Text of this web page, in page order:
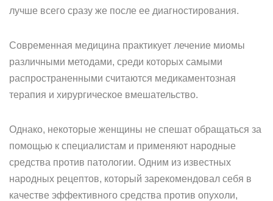
лучше всего сразу же после ее диагностирования.
Современная медицина практикует лечение миомы
различными методами, среди которых самыми
распространенными считаются медикаментозная
терапия и хирургическое вмешательство.
Однако, некоторые женщины не спешат обращаться за
помощью к специалистам и применяют народные
средства против патологии. Одним из известных
народных рецептов, который зарекомендовал себя в
качестве эффективного средства против опухоли,